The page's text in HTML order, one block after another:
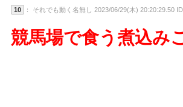
10 ： それでも動く名無し 2023/06/29(木) 20:20:29.50
競馬場で食う煮込み